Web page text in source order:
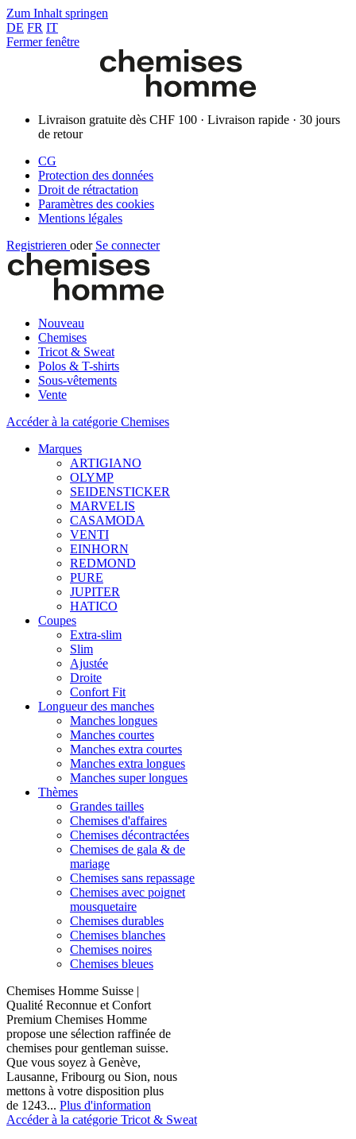
Zum Inhalt springen
DE FR IT
Fermer fenêtre
Livraison gratuite dès CHF 100 · Livraison rapide · 30 jours
de retour
CG
Protection des données
Droit de rétractation
Paramètres des cookies
Mentions légales
Registrieren oder Se connecter
Nouveau
Chemises
Tricot & Sweat
Polos & T-shirts
Sous-vêtements
Vente
Accéder à la catégorie Chemises
Marques
ARTIGIANO
OLYMP
SEIDENSTICKER
MARVELIS
CASAMODA
VENTI
EINHORN
REDMOND
PURE
JUPITER
HATICO
Coupes
Extra-slim
Slim
Ajustée
Droite
Confort Fit
Longueur des manches
Manches longues
Manches courtes
Manches extra courtes
Manches extra longues
Manches super longues
Thèmes
Grandes tailles
Chemises d'affaires
Chemises décontractées
Chemises de gala & de
mariage
Chemises sans repassage
Chemises avec poignet
mousquetaire
Chemises durables
Chemises blanches
Chemises noires
Chemises bleues
Chemises Homme Suisse |
Qualité Reconnue et Confort
Premium Chemises Homme
propose une sélection raffinée de
chemises pour gentleman suisse.
Que vous soyez à Genève,
Lausanne, Fribourg ou Sion, nous
mettons à votre disposition plus
de 1243... Plus d'information
Accéder à la catégorie Tricot & Sweat